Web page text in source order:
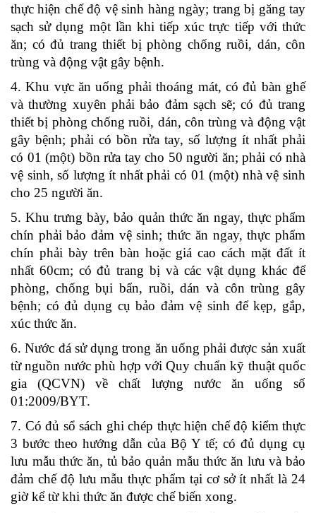
thực hiện chế độ vệ sinh hàng ngày; trang bị găng tay
sạch sử dụng một lần khi tiếp xúc trực tiếp với thức
ăn; có đủ trang thiết bị phòng chống ruồi, dán, côn
trùng và động vật gây bệnh.
4. Khu vực ăn uống phải thoáng mát, có đủ bàn ghế
và thường xuyên phải bảo đảm sạch sẽ; có đủ trang
thiết bị phòng chống ruồi, dán, côn trùng và động vật
gây bệnh; phải có bồn rửa tay, số lượng ít nhất phải
có 01 (một) bồn rửa tay cho 50 người ăn; phải có nhà
vệ sinh, số lượng ít nhất phải có 01 (một) nhà vệ sinh
cho 25 người ăn.
5. Khu trưng bày, bảo quản thức ăn ngay, thực phẩm
chín phải bảo đảm vệ sinh; thức ăn ngay, thực phẩm
chín phải bày trên bàn hoặc giá cao cách mặt đất ít
nhất 60cm; có đủ trang bị và các vật dụng khác để
phòng, chống bụi bẩn, ruồi, dán và côn trùng gây
bệnh; có đủ dụng cụ bảo đảm vệ sinh để kẹp, gắp,
xúc thức ăn.
6. Nước đá sử dụng trong ăn uống phải được sản xuất
từ nguồn nước phù hợp với Quy chuẩn kỹ thuật quốc
gia (QCVN) về chất lượng nước ăn uống số
01:2009/BYT.
7. Có đủ sổ sách ghi chép thực hiện chế độ kiểm thực
3 bước theo hướng dẫn của Bộ Y tế; có đủ dụng cụ
lưu mẫu thức ăn, tủ bảo quản mẫu thức ăn lưu và bảo
đảm chế độ lưu mẫu thực phẩm tại cơ sở ít nhất là 24
giờ kể từ khi thức ăn được chế biến xong.